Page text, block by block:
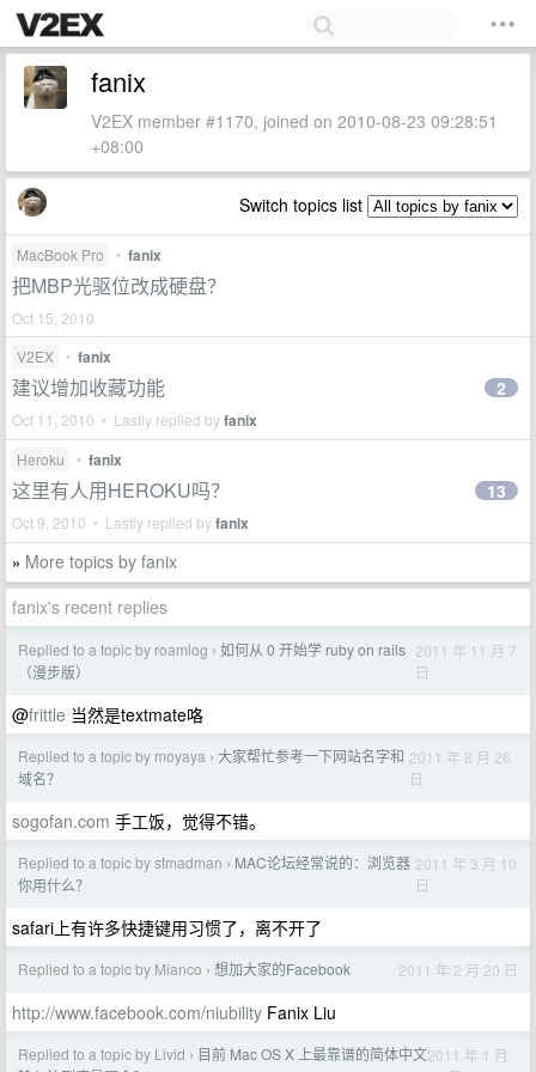
fanix
V2EX member #1170, joined on 2010-08-23 09:28:51
+08:00
Switch topics list
MacBook Pro • fanix
把MBP光驱位改成硬盘？
Oct 15, 2010
V2EX
• fanix
建议增加收藏功能
Oct 11, 2010 • Lastly replied byfanix
2
Heroku • fanix
这里有人用HEROKU吗？
Oct 9, 2010 • Lastly replied byfanix
13
» More topics by fanix
fanix's recent replies
Replied to a topic by roamlog › 如何从 0 开始学 ruby on rails
（漫步版）
2011 年 11 月 7
日
@frittle 当然是textmate咯
Replied to a topic by moyaya › 大家帮忙参考一下网站名字和
域名？
2011 年 8 月 26
日
sogofan.com 手工饭，觉得不错。
Replied to a topic by stmadman › MAC论坛经常说的：浏览器
你用什么？
2011 年 3 月 10
日
safari上有许多快捷键用习惯了，离不开了
Replied to a topic by Mianco › 想加大家的Facebook 2011 年 2 月 20 日
http://www.facebook.com/niubility Fanix Liu
Replied to a topic by Livid › 目前 Mac OS X 上最靠谱的简体中文2011 年 1 月